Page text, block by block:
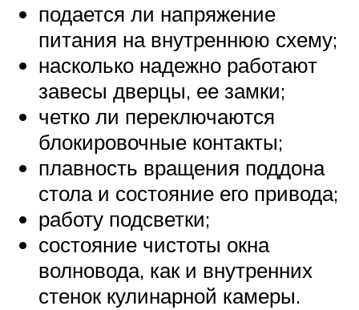
подается ли напряжение
питания на внутреннюю схему;
насколько надежно работают
завесы дверцы, ее замки;
четко ли переключаются
блокировочные контакты;
плавность вращения поддона
стола и состояние его привода;
работу подсветки;
состояние чистоты окна
волновода, как и внутренних
стенок кулинарной камеры.